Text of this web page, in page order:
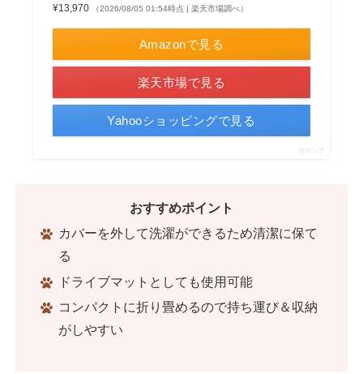
¥13,970 （2026/08/05 01:54時点 | 楽天市場調べ）
Amazonで見る
楽天市場で見る
Yahooショッピングで見る
ポチップ
おすすめポイント
カバーを外して洗濯ができるため清潔に保て
る
ドライブマットとしても使用可能
コンパクトに折り畳めるので持ち運び＆収納
がしやすい